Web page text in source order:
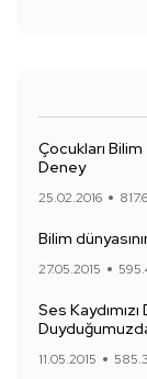
Çocukları
Deney
25.02.2016
Bilim
27.05.2015
Ses
11.05.2015